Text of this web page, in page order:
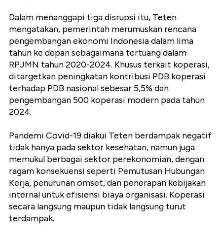
Dalam menanggapi tiga disrupsi itu, Teten
mengatakan, pemerintah merumuskan rencana
pengembangan ekonomi Indonesia dalam lima
tahun ke depan sebagaimana tertuang dalam
RPJMN tahun 2020-2024. Khusus terkait koperasi,
ditargetkan peningkatan kontribusi PDB koperasi
terhadap PDB nasional sebesar 5,5% dan
pengembangan 500 koperasi modern pada tahun
2024.
Pandemi Covid-19 diakui Teten berdampak negatif
tidak hanya pada sektor kesehatan, namun juga
memukul berbagai sektor perekonomian, dengan
ragam konsekuensi seperti Pemutusan Hubungan
Kerja, penurunan omset, dan penerapan kebijakan
internal untuk efisiensi biaya organisasi. Koperasi
secara langsung maupun tidak langsung turut
terdampak.